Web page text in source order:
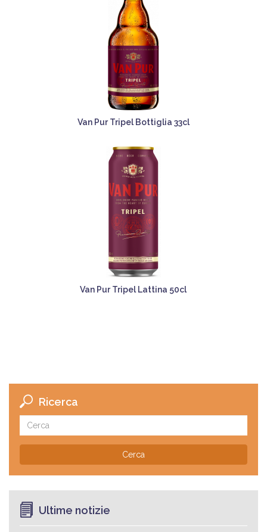
Van Pur Tripel Bottiglia 33cl
Van Pur Tripel Lattina 50cl
Ricerca
Cerca
Ultime notizie